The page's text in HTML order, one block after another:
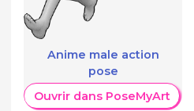
Anime male action
pose
Ouvrir dans PoseMyArt